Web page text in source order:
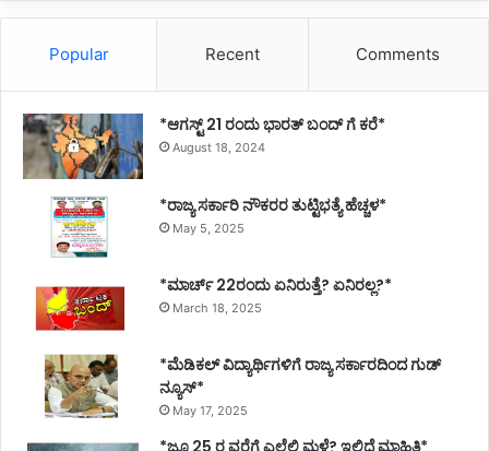
Popular Recent Comments
*ಆಗಸ್ಟ್ 21 ರಂದು ಭಾರತ್‌ ಬಂದ್‌ ಗೆ ಕರೆ*
August 18, 2024
*ರಾಜ್ಯ ಸರ್ಕಾರಿ ನೌಕರರ ತುಟ್ಟಿಭತ್ಯೆ ಹೆಚ್ಚಳ*
May 5, 2025
*ಮಾರ್ಚ್ 22ರಂದು ಏನಿರುತ್ತೆ? ಏನಿರಲ್ಲ?*
March 18, 2025
*ಮೆಡಿಕಲ್ ವಿದ್ಯಾರ್ಥಿಗಳಿಗೆ ರಾಜ್ಯ ಸರ್ಕಾರದಿಂದ ಗುಡ್
ನ್ಯೂಸ್*
May 17, 2025